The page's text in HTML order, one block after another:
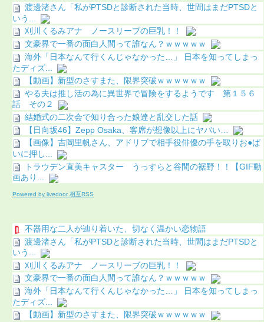
渡邊渚さん「私がPTSDと診断された当時、世間はまだPTSDと
いう...
刈川くるみアナ ノースリーブの巨乳！！
文豪界で一番の面白人間って誰なん？ｗｗｗｗｗ
海外「日本なんて行くんじゃなかった…」 日本を知ってしまっ
たディズ...
【動画】新型のさすまた、限界突破ｗｗｗｗｗｗ
やる夫は推し活の為に異世界で冒険をするようです 第１５６
話 その２
結婚式の二次会で知り合った娘達と乱交した話
【日向坂46】Zepp Osaka、客席が想像以上にヤバい…
【画像】吉岡里帆さん、アドリブで相手役俳優の手を取りお●ぱ
いに押し...
トラウデン直美キャスター うっすらと谷間の裾野！！【GIF動
画あり...
Powered by livedoor 相互RSS
不器用な二人が辿り着いた、切なく温かい恋物語
渡邊渚さん「私がPTSDと診断された当時、世間はまだPTSDと
いう...
刈川くるみアナ ノースリーブの巨乳！！
文豪界で一番の面白人間って誰なん？ｗｗｗｗｗ
海外「日本なんて行くんじゃなかった…」 日本を知ってしまっ
たディズ...
【動画】新型のさすまた、限界突破ｗｗｗｗｗｗ